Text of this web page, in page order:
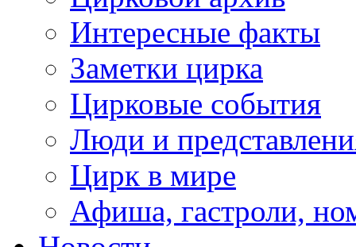
Интересные факты
Заметки цирка
Цирковые события
Люди и
Цирк в мире
Афиша, гастроли,